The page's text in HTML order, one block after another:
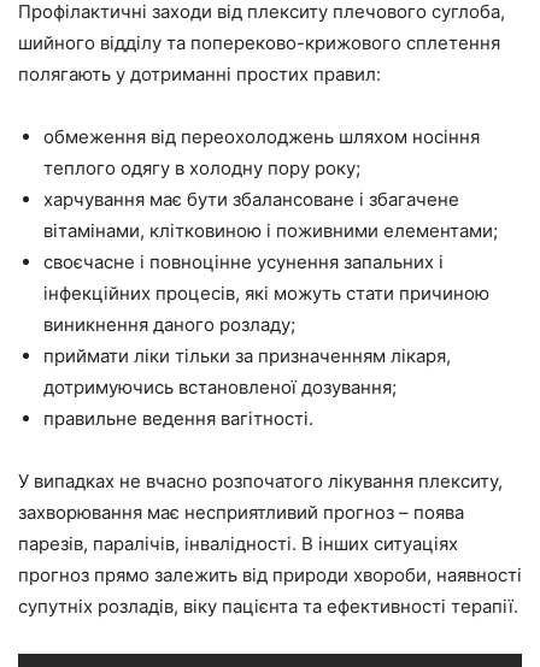
Профілактичні заходи від плекситу плечового суглоба,
шийного відділу та попереково-крижового сплетення
полягають у дотриманні простих правил:
обмеження від переохолоджень шляхом носіння
теплого одягу в холодну пору року;
харчування має бути збалансоване і збагачене
вітамінами, клітковиною і поживними елементами;
своєчасне і повноцінне усунення запальних і
інфекційних процесів, які можуть стати причиною
виникнення даного розладу;
приймати ліки тільки за призначенням лікаря,
дотримуючись встановленої дозування;
правильне ведення вагітності.
У випадках не вчасно розпочатого лікування плекситу,
захворювання має несприятливий прогноз – поява
парезів, паралічів, інвалідності. В інших ситуаціях
прогноз прямо залежить від природи хвороби, наявності
супутніх розладів, віку пацієнта та ефективності терапії.